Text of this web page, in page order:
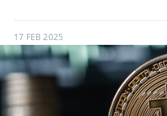
17 FEB 2025